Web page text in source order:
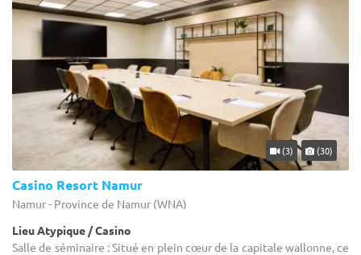
(3) (30)
Casino Resort Namur
Namur - Province de Namur (WNA)
Lieu Atypique / Casino
Salle de séminaire : Situé en plein cœur de la capitale wallonne, ce